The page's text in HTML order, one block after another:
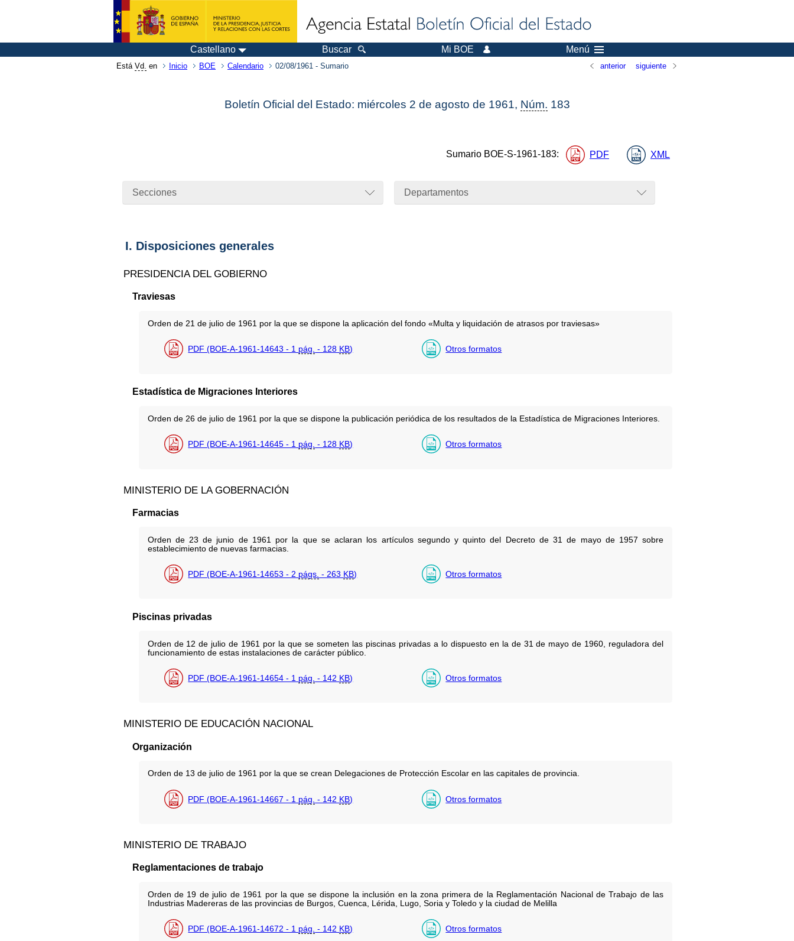
Castellano Buscar Mi BOE Menú
Está Vd. en Inicio BOE Calendario 02/08/1961 - Sumario anterior siguiente
Boletín Oficial del Estado: miércoles 2 de agosto de 1961, Núm. 183
Sumario BOE-S-1961-183: PDF XML
Secciones Departamentos
I. Disposiciones generales
PRESIDENCIA DEL GOBIERNO
Traviesas
Orden de 21 de julio de 1961 por la que se dispone la aplicación del fondo «Multa y liquidación de atrasos por traviesas»
PDF (BOE-A-1961-14643 - 1 pág. - 128 KB) Otros formatos
Estadística de Migraciones Interiores
Orden de 26 de julio de 1961 por la que se dispone la publicación periódica de los resultados de la Estadística de Migraciones Interiores.
PDF (BOE-A-1961-14645 - 1 pág. - 128 KB) Otros formatos
MINISTERIO DE LA GOBERNACIÓN
Farmacias
Orden de 23 de junio de 1961 por la que se aclaran los artículos segundo y quinto del Decreto de 31 de mayo de 1957 sobre
establecimiento de nuevas farmacias.
PDF (BOE-A-1961-14653 - 2 págs. - 263 KB) Otros formatos
Piscinas privadas
Orden de 12 de julio de 1961 por la que se someten las piscinas privadas a lo dispuesto en la de 31 de mayo de 1960, reguladora del
funcionamiento de estas instalaciones de carácter público.
PDF (BOE-A-1961-14654 - 1 pág. - 142 KB) Otros formatos
MINISTERIO DE EDUCACIÓN NACIONAL
Organización
Orden de 13 de julio de 1961 por la que se crean Delegaciones de Protección Escolar en las capitales de provincia.
PDF (BOE-A-1961-14667 - 1 pág. - 142 KB) Otros formatos
MINISTERIO DE TRABAJO
Reglamentaciones de trabajo
Orden de 19 de julio de 1961 por la que se dispone la inclusión en la zona primera de la Reglamentación Nacional de Trabajo de las
Industrias Madereras de las provincias de Burgos, Cuenca, Lérida, Lugo, Soria y Toledo y la ciudad de Melilla
PDF (BOE-A-1961-14672 - 1 pág. - 142 KB) Otros formatos